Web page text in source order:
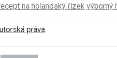
na holandský řízek výborný
práva